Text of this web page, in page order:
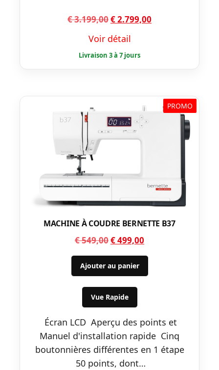
€3.199,00Le
initial
était :
€ 3.199,00.
€2.799,00
€ 2.799,00.
Voir détail
PROMO
MACHINE À COUDRE BERNETTE B37
€549,00Le
prix
initial
était :
€ 549,00.
€499,00
prix
est :
Ajouter au panier
Vue Rapide
Écran LCD Aperçu des points et
Manuel d'installation rapide Cinq
boutonnières différentes en 1 étape
50 points, dont…